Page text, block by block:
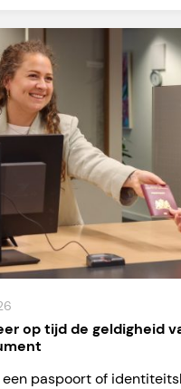
op tijd de geldigheid
paspoort of